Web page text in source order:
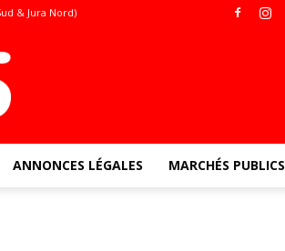
& Jura Nord)
ANNONCES LÉGALES MARCHÉS PUBLICS